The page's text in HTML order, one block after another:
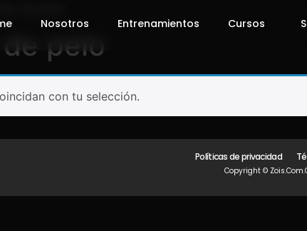
Nosotros Entrenamientos Cursos
de pelo”
pelo
con tu selección.
Políticas de privacidad
Copyright ©